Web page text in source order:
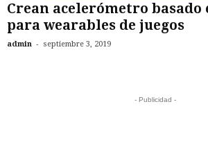
Crean acelerómetro basado
para wearables de juegos
admin - septiembre 3, 2019
- Publicidad -